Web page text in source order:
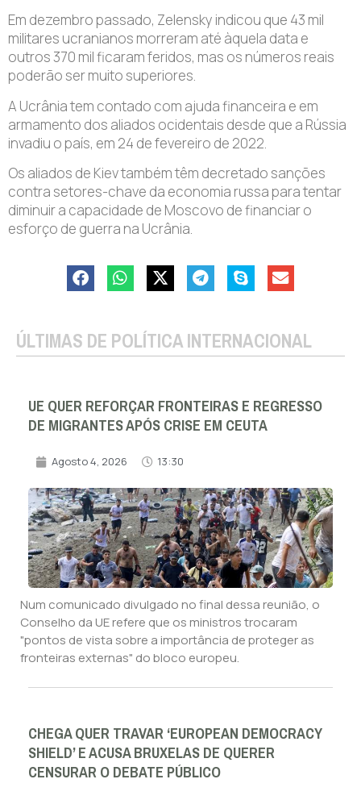
Em dezembro passado, Zelensky indicou que 43 mil
militares ucranianos morreram até àquela data e
outros 370 mil ficaram feridos, mas os números reais
poderão ser muito superiores.
A Ucrânia tem contado com ajuda financeira e em
armamento dos aliados ocidentais desde que a Rússia
invadiu o país, em 24 de fevereiro de 2022.
Os aliados de Kiev também têm decretado sanções
contra setores-chave da economia russa para tentar
diminuir a capacidade de Moscovo de financiar o
esforço de guerra na Ucrânia.
ÚLTIMAS DE POLÍTICA INTERNACIONAL
UE QUER REFORÇAR FRONTEIRAS E REGRESSO
DE MIGRANTES APÓS CRISE EM CEUTA
Agosto 4, 2026 13:30
Num comunicado divulgado no final dessa reunião, o
Conselho da UE refere que os ministros trocaram
"pontos de vista sobre a importância de proteger as
fronteiras externas" do bloco europeu.
CHEGA QUER TRAVAR ‘EUROPEAN DEMOCRACY
SHIELD’ E ACUSA BRUXELAS DE QUERER
CENSURAR O DEBATE PÚBLICO